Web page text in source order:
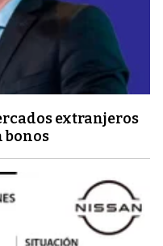
extranjeros
bonos